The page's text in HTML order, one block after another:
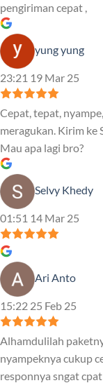
pengiriman cepat ,
yung yung
23:21 19 Mar 25
Cepat, tepat,
meragukan. Kirim ke
Mau apa lagi bro?
Selvy Khedy
01:51 14 Mar 25
Ari Anto
15:22 25 Feb 25
Alhamdulilah
nyampeknya cukup
responnya sngat